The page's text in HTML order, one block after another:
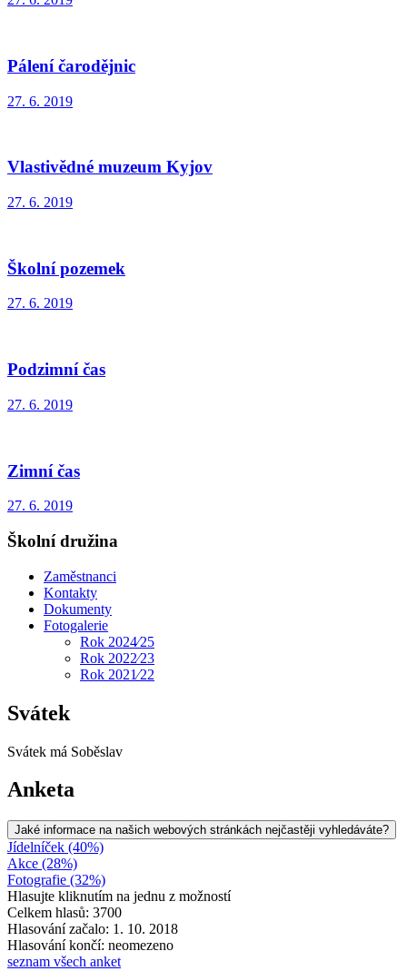
Pálení čarodějnic
27. 6. 2019
Vlastivědné muzeum Kyjov
27. 6. 2019
Školní pozemek
27. 6. 2019
Podzimní čas
27. 6. 2019
Zimní čas
27. 6. 2019
Školní družina
Zaměstnanci
Kontakty
Dokumenty
Fotogalerie
Rok 2024⁄25
Rok 2022⁄23
Rok 2021⁄22
Svátek
Svátek má Soběslav
Anketa
Jaké informace na našich webových stránkách nejčastěji vyhledáváte?
Jídelníček (40%)
Akce (28%)
Fotografie (32%)
Hlasujte kliknutím na jednu z možností
Celkem hlasů: 3700
Hlasování začalo: 1. 10. 2018
Hlasování končí: neomezeno
seznam všech anket